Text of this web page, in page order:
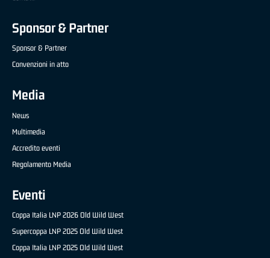
Sponsor & Partner
Sponsor & Partner
Convenzioni in atto
Media
News
Multimedia
Accredito eventi
Regolamento Media
Eventi
Coppa Italia LNP 2026 Old Wild West
Supercoppa LNP 2025 Old Wild West
Coppa Italia LNP 2025 Old Wild West